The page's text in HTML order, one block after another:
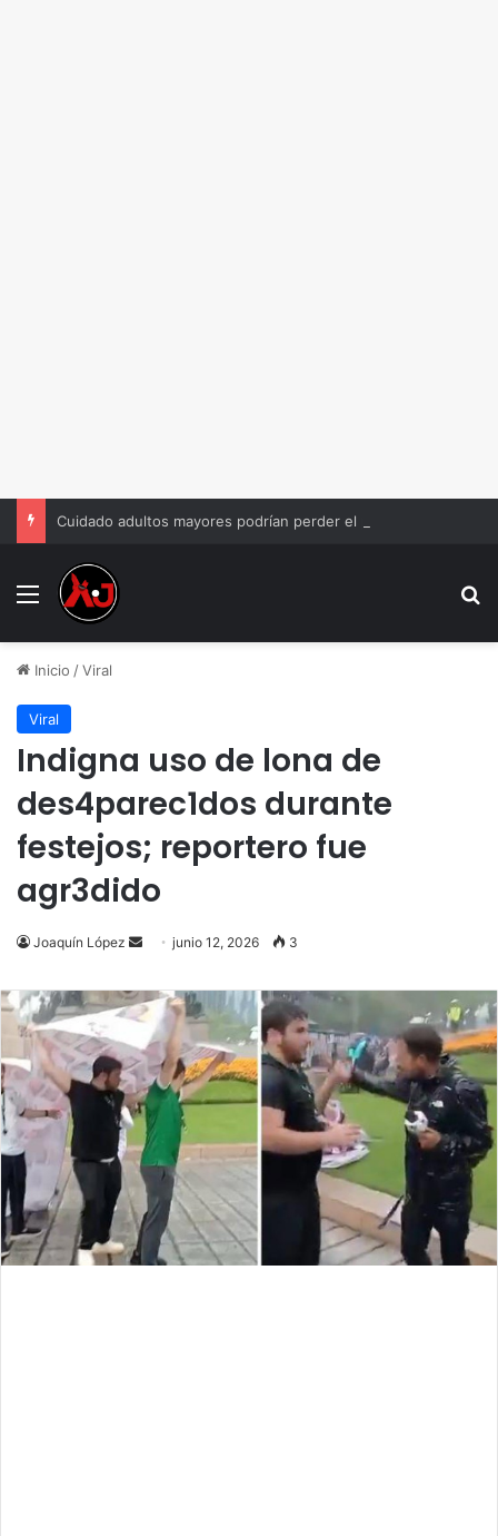
Menu
Inicio /Viral
Viral
Indigna uso de lona de
des4parec1dos durante
festejos; reportero fue
agr3dido
Joaquín López
Send
email
junio 12, 2026 3